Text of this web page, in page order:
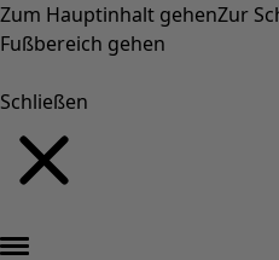
Zum Hauptinhalt gehenZur
Fußbereich gehen
Schließen